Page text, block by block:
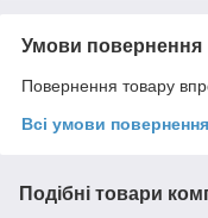
Умови повернення
Повернення товару
Всі умови повернення
Подібні товари